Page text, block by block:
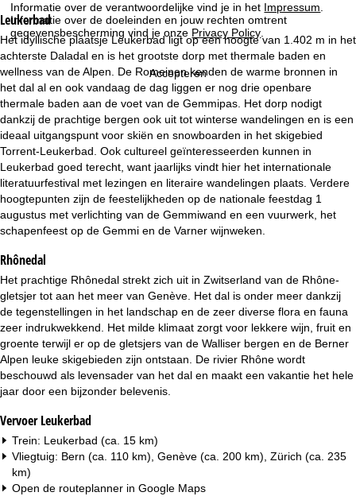
Informatie over de verantwoordelijke vind je in het Impressum
Informatie over de doeleinden en jouw rechten omtrent
gegevensbescherming vind je onze Privacy Policy
Accepteren
r
t
p
a
g
i
n
Leukerbad
Het idyllische plaatsje Leukerbad ligt op een hoogte van 1.402 m in het
achterste Daladal en is het grootste dorp met thermale baden en
wellness van de Alpen. De Romeinen kenden de warme bronnen in
het dal al en ook vandaag de dag liggen er nog drie openbare
thermale baden aan de voet van de Gemmipas. Het dorp nodigt
dankzij de prachtige bergen ook uit tot winterse wandelingen en is een
ideaal uitgangspunt voor skiën en snowboarden in het skigebied
Torrent-Leukerbad. Ook cultureel geïnteresseerden kunnen in
Leukerbad goed terecht, want jaarlijks vindt hier het internationale
literatuurfestival met lezingen en literaire wandelingen plaats. Verdere
hoogtepunten zijn de feestelijkheden op de nationale feestdag 1
augustus met verlichting van de Gemmiwand en een vuurwerk, het
schapenfeest op de Gemmi en de Varner wijnweken.
Rhônedal
Het prachtige Rhônedal strekt zich uit in Zwitserland van de Rhône-
gletsjer tot aan het meer van Genève. Het dal is onder meer dankzij
de tegenstellingen in het landschap en de zeer diverse flora en fauna
zeer indrukwekkend. Het milde klimaat zorgt voor lekkere wijn, fruit en
groente terwijl er op de gletsjers van de Walliser bergen en de Berner
Alpen leuke skigebieden zijn ontstaan. De rivier Rhône wordt
beschouwd als levensader van het dal en maakt een vakantie het hele
jaar door een bijzonder belevenis.
Vervoer Leukerbad
Trein: Leukerbad (ca. 15 km)
Vliegtuig: Bern (ca. 110 km), Genève (ca. 200 km), Zürich (ca. 235
km)
Open de routeplanner in Google Maps